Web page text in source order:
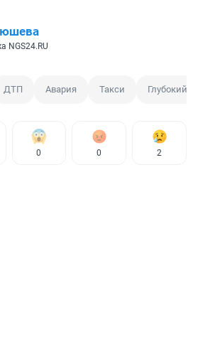
NGS24.RU
ДТП Авария Такси Глубокий
0 0 2